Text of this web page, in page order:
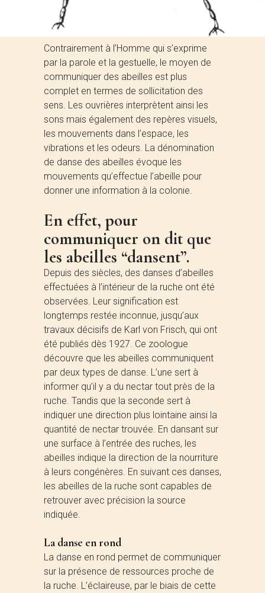
Marie CHATARD
0 Commentaires
Share
Contrairement à l’Homme qui s’exprime
par la parole et la gestuelle, le moyen de
communiquer des abeilles est plus
complet en termes de sollicitation des
sens. Les ouvrières interprètent ainsi les
sons mais également des repères visuels,
les mouvements dans l’espace, les
vibrations et les odeurs. La dénomination
de danse des abeilles évoque les
mouvements qu’effectue l’abeille pour
donner une information à la colonie.
En effet, pour
communiquer on dit que
les abeilles “dansent”.
Depuis des siècles, des danses d’abeilles
effectuées à l’intérieur de la ruche ont été
observées. Leur signification est
longtemps restée inconnue, jusqu’aux
travaux décisifs de Karl von Frisch, qui ont
été publiés dès 1927. Ce zoologue
découvre que les abeilles communiquent
par deux types de danse. L’une sert à
informer qu’il y a du nectar tout près de la
ruche. Tandis que la seconde sert à
indiquer une direction plus lointaine ainsi la
quantité de nectar trouvée. En dansant sur
une surface à l’entrée des ruches, les
abeilles indique la direction de la nourriture
à leurs congénères. En suivant ces danses,
les abeilles de la ruche sont capables de
retrouver avec précision la source
indiquée.
La danse en rond
La danse en rond permet de communiquer
sur la présence de ressources proche de
la ruche. L’éclaireuse, par le biais de cette